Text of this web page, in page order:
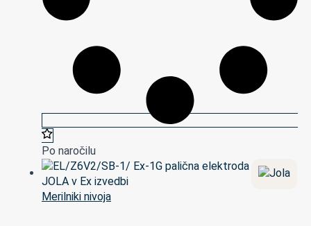
Po naročilu
Merilniki nivoja